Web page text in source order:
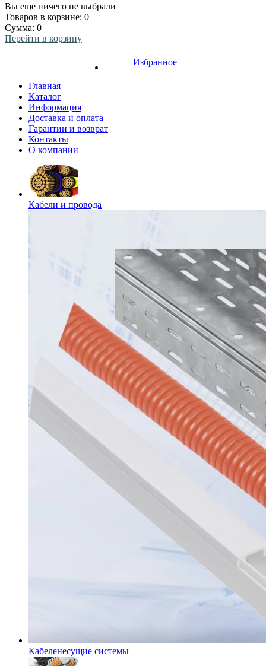
Вы еще ничего не выбрали
Товаров в корзине: 0
Сумма: 0
Перейти в корзину
Избранное
Главная
Каталог
Информация
Доставка и оплата
Гарантии и возврат
Контакты
О компании
Кабели и провода
Кабеленесущие системы